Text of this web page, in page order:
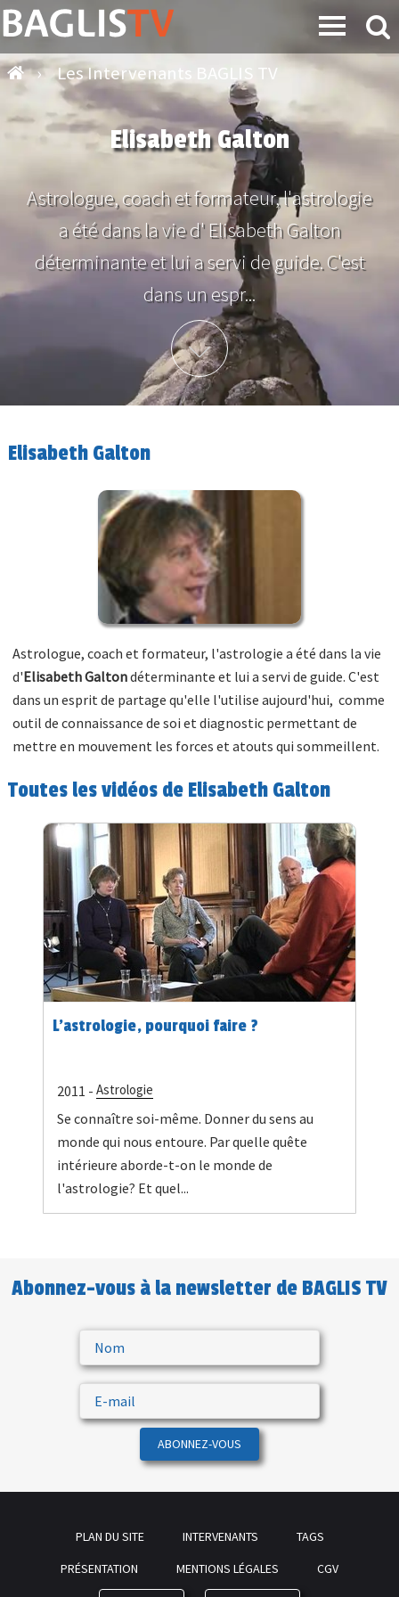
› Les Intervenants BAGLIS TV
Elisabeth Galton
Astrologue, coach et formateur, l'astrologie
a été dans la vie d' Elisabeth Galton
déterminante et lui a servi de guide. C'est
dans un espr...
Plus d'info
Elisabeth Galton
Astrologue, coach et formateur, l'astrologie a été dans la vie
d'Elisabeth Galtondéterminante et lui a servi de guide. C'est
dans un esprit de partage qu'elle l'utilise aujourd'hui, comme
outil de connaissance de soi et diagnostic permettant de
mettre en mouvement les forces et atouts qui sommeillent.
Toutes les vidéos de Elisabeth Galton
L'astrologie, pourquoi faire ?
2011 - Astrologie
Se connaître soi-même. Donner du sens au
monde qui nous entoure. Par quelle quête
intérieure aborde-t-on le monde de
l'astrologie? Et quel...
Abonnez-vous à la newsletter de BAGLIS TV
ABONNEZ-VOUS
PLAN DU SITE INTERVENANTS
TAGS
PRÉSENTATION
MENTIONS LÉGALES CGV